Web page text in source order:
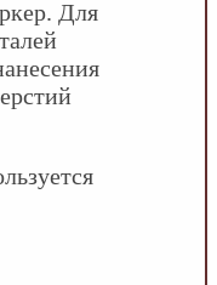
Для